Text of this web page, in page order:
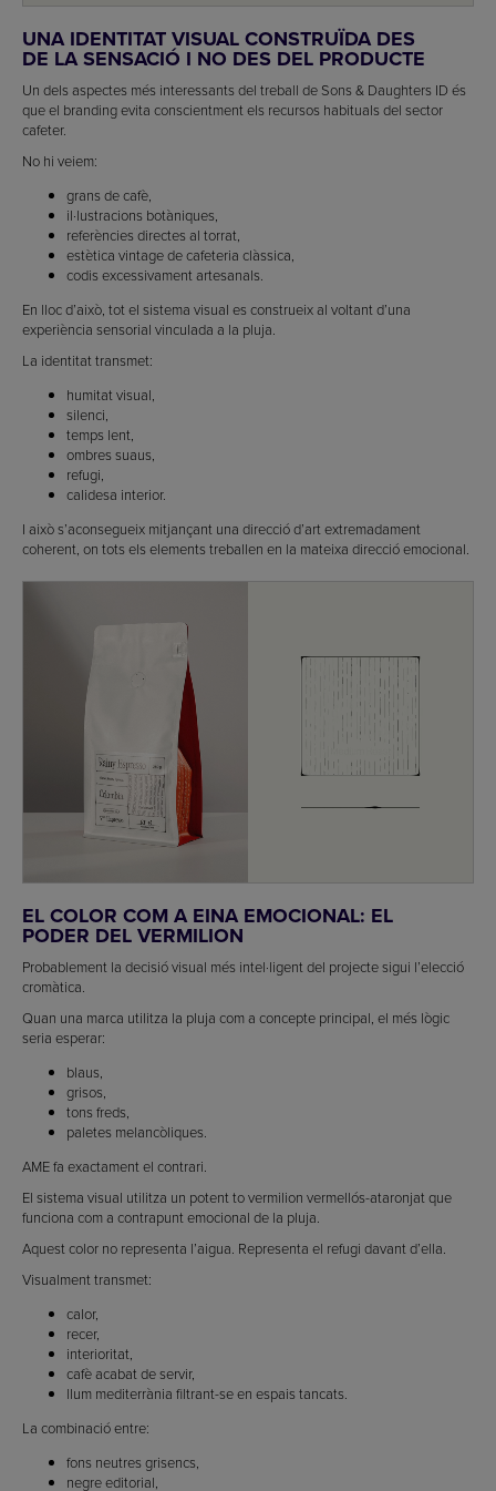
UNA IDENTITAT VISUAL CONSTRUÏDA DES
DE LA SENSACIÓ I NO DES DEL PRODUCTE
Un dels aspectes més interessants del treball de Sons & Daughters ID és
que el branding evita conscientment els recursos habituals del sector
cafeter.
No hi veiem:
grans de cafè,
il·lustracions botàniques,
referències directes al torrat,
estètica vintage de cafeteria clàssica,
codis excessivament artesanals.
En lloc d’això, tot el sistema visual es construeix al voltant d’una
experiència sensorial vinculada a la pluja.
La identitat transmet:
humitat visual,
silenci,
temps lent,
ombres suaus,
refugi,
calidesa interior.
I això s’aconsegueix mitjançant una direcció d’art extremadament
coherent, on tots els elements treballen en la mateixa direcció emocional.
EL COLOR COM A EINA EMOCIONAL: EL
PODER DEL VERMILION
Probablement la decisió visual més intel·ligent del projecte sigui l’elecció
cromàtica.
Quan una marca utilitza la pluja com a concepte principal, el més lògic
seria esperar:
blaus,
grisos,
tons freds,
paletes melancòliques.
AME fa exactament el contrari.
El sistema visual utilitza un potent to vermilion vermellós-ataronjat que
funciona com a contrapunt emocional de la pluja.
Aquest color no representa l’aigua. Representa el refugi davant d’ella.
Visualment transmet:
calor,
recer,
interioritat,
cafè acabat de servir,
llum mediterrània filtrant-se en espais tancats.
La combinació entre:
fons neutres grisencs,
negre editorial,